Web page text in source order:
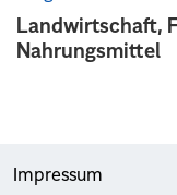
Landwirtschaft,
Nahrungsmittel
Impressum